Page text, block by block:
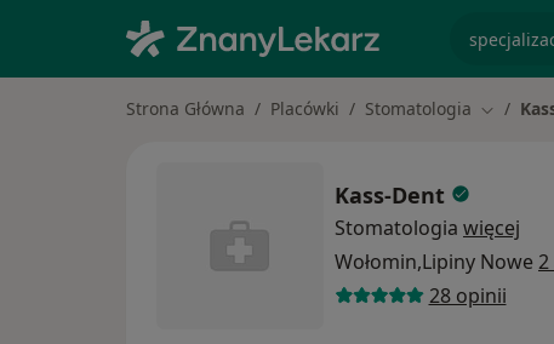
Strona Główna Placówki Stomatologia Zmień
Kass-Dent
Stomatologia więcej
Wołomin,Lipiny Nowe 2
28 opinii